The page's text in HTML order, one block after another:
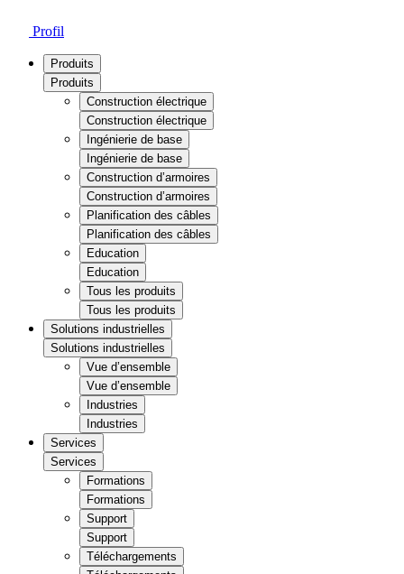
Profil
Produits
Produits
Construction électrique
Construction électrique
Ingénierie de base
Ingénierie de base
Construction d’armoires
Construction d’armoires
Planification des câbles
Planification des câbles
Education
Education
Tous les produits
Tous les produits
Solutions industrielles
Solutions industrielles
Vue d’ensemble
Vue d’ensemble
Industries
Industries
Services
Services
Formations
Formations
Support
Support
Téléchargements